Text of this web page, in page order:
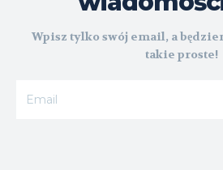
Wpisz tylko swój email, a
takie proste!